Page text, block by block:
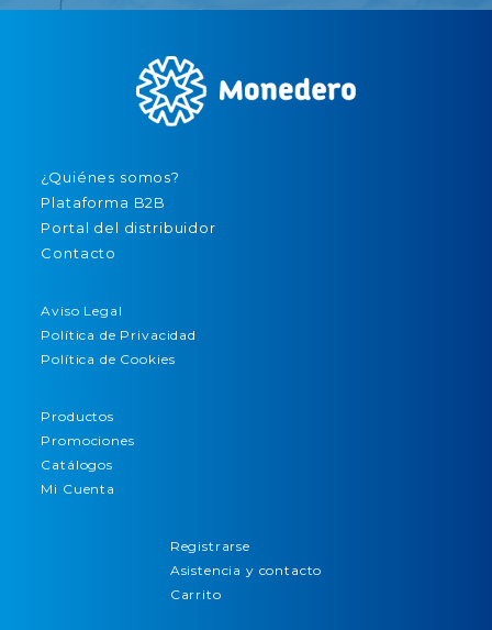
¿Quiénes somos?
Plataforma B2B
Portal del distribuidor
Contacto
Aviso Legal
Política de Privacidad
Política de Cookies
Productos
Promociones
Catálogos
Mi Cuenta
Registrarse
Asistencia y contacto
Carrito